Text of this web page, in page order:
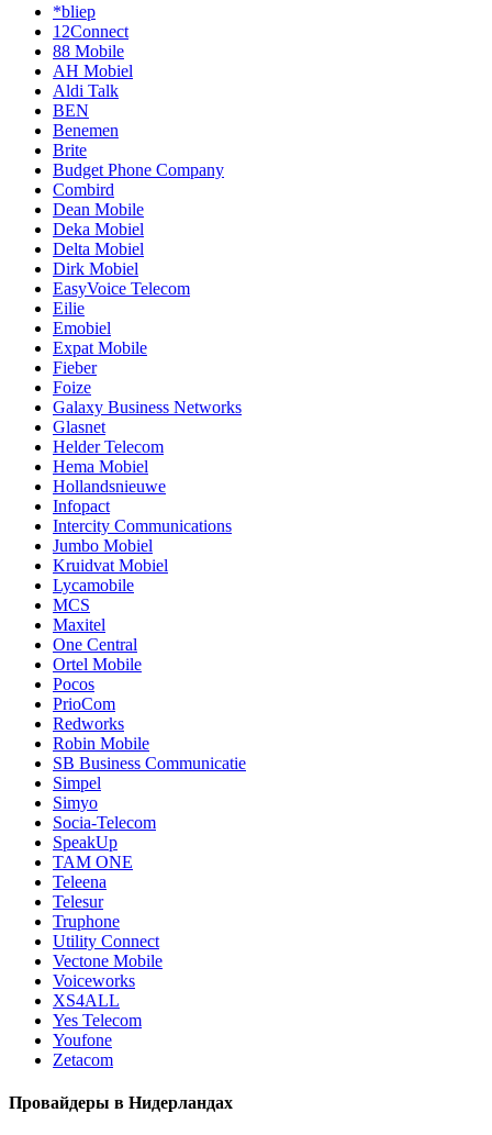
*bliep
12Connect
88 Mobile
AH Mobiel
Aldi Talk
BEN
Benemen
Brite
Budget Phone Company
Combird
Dean Mobile
Deka Mobiel
Delta Mobiel
Dirk Mobiel
EasyVoice Telecom
Eilie
Emobiel
Expat Mobile
Fieber
Foize
Galaxy Business Networks
Glasnet
Helder Telecom
Hema Mobiel
Hollandsnieuwe
Infopact
Intercity Communications
Jumbo Mobiel
Kruidvat Mobiel
Lycamobile
MCS
Maxitel
One Central
Ortel Mobile
Pocos
PrioCom
Redworks
Robin Mobile
SB Business Communicatie
Simpel
Simyo
Socia-Telecom
SpeakUp
TAM ONE
Teleena
Telesur
Truphone
Utility Connect
Vectone Mobile
Voiceworks
XS4ALL
Yes Telecom
Youfone
Zetacom
Провайдеры в Нидерландах